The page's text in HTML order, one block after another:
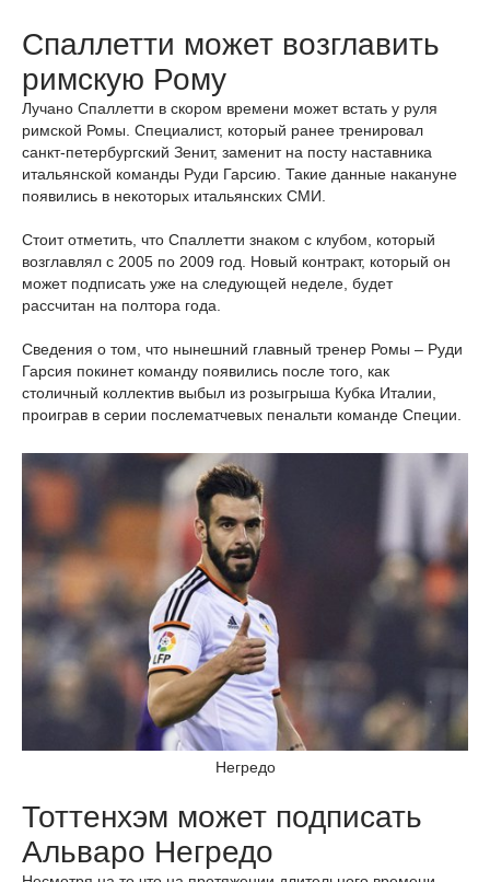
Спаллетти может возглавить
римскую Рому
Лучано Спаллетти в скором времени может встать у руля
римской Ромы. Специалист, который ранее тренировал
санкт-петербургский Зенит, заменит на посту наставника
итальянской команды Руди Гарсию. Такие данные накануне
появились в некоторых итальянских СМИ.
Стоит отметить, что Спаллетти знаком с клубом, который
возглавлял с 2005 по 2009 год. Новый контракт, который он
может подписать уже на следующей неделе, будет
рассчитан на полтора года.
Сведения о том, что нынешний главный тренер Ромы – Руди
Гарсия покинет команду появились после того, как
столичный коллектив выбыл из розыгрыша Кубка Италии,
проиграв в серии послематчевых пенальти команде Специи.
Негредо
Тоттенхэм может подписать
Альваро Негредо